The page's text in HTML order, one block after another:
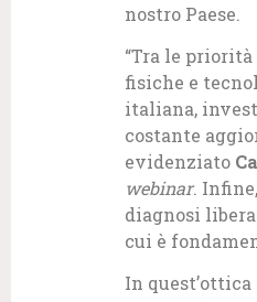
nostro Paese.
“Tra le
fisiche e
italiana,
costante
evidenziato
webinar.
diagnosi
cui è
In